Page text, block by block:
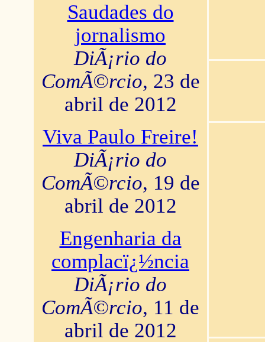
Saudades do
jornalismo
DiÃ¡rio do
ComÃ©rcio, 23 de
abril de 2012
Viva Paulo Freire!
DiÃ¡rio do
ComÃ©rcio, 19 de
abril de 2012
Engenharia da
complacï¿½ncia
DiÃ¡rio do
ComÃ©rcio, 11 de
abril de 2012